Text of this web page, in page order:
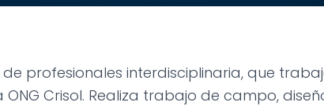
de profesionales interdisciplinaria, que
Crisol. Realiza trabajo de campo,